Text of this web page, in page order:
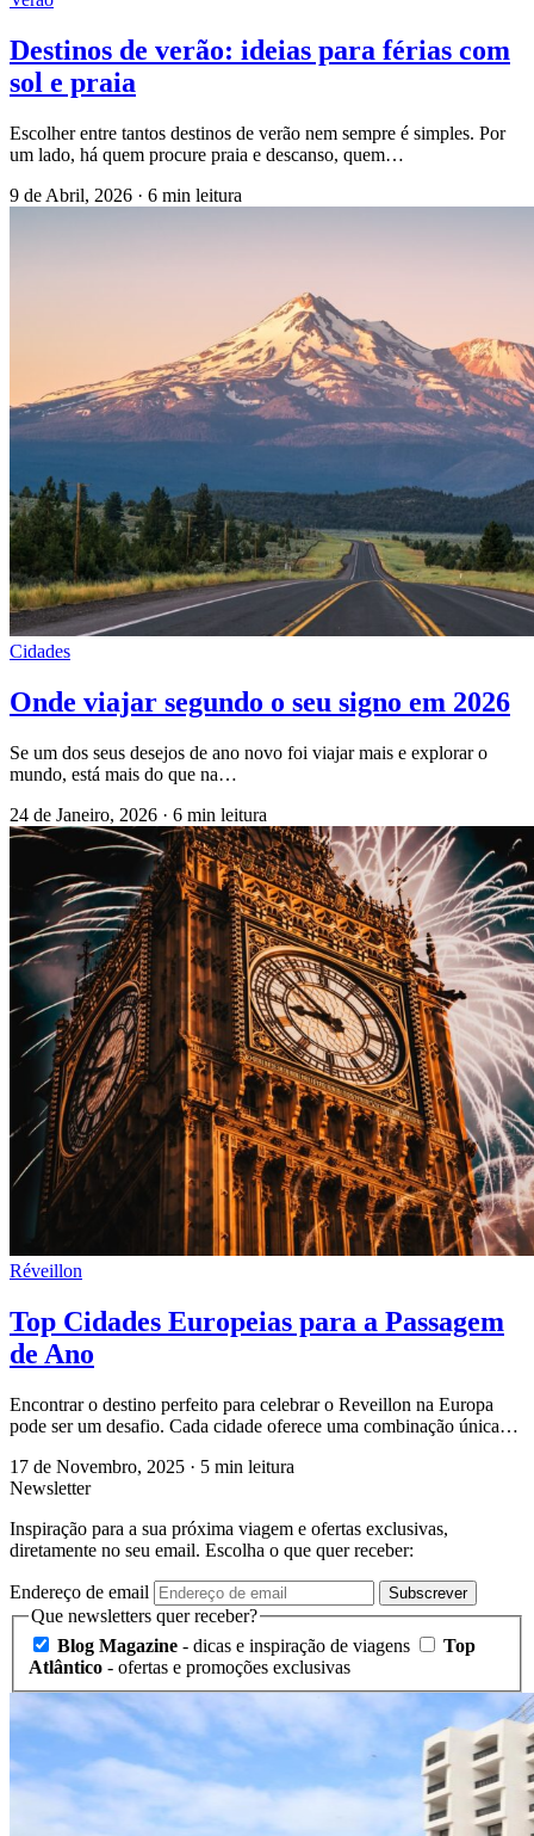
Destinos de verão: ideias para férias com
sol e praia
Escolher entre tantos destinos de verão nem sempre é simples. Por
um lado, há quem procure praia e descanso, quem…
9 de Abril, 2026 · 6 min leitura
Cidades
Onde viajar segundo o seu signo em 2026
Se um dos seus desejos de ano novo foi viajar mais e explorar o
mundo, está mais do que na…
24 de Janeiro, 2026 · 6 min leitura
Réveillon
Top Cidades Europeias para a Passagem
de Ano
Encontrar o destino perfeito para celebrar o Reveillon na Europa
pode ser um desafio. Cada cidade oferece uma combinação única…
17 de Novembro, 2025 · 5 min leitura
Newsletter
Inspiração para a sua próxima viagem e ofertas exclusivas,
diretamente no seu email. Escolha o que quer receber:
Endereço de email Subscrever
Que newsletters quer receber?
Blog Magazine - dicas e inspiração de viagens
Top
Atlântico - ofertas e promoções exclusivas